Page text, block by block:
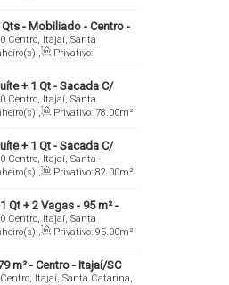
Suíte(s) , Total: 162.00m² ,
- Mobiliado - Centro -
Centro, Itajaí, Santa
,
Privativo:
Suíte(s) , 1 Vaga(s)
+ 1 Qt - Sacada C/
Sc
Centro, Itajaí, Santa
, Privativo: 78.00m²
+ 1 Qt - Sacada C/
Sc
Centro, Itajaí, Santa
, Privativo: 82.00m²
1 Vaga(s)
Qt + 2 Vagas - 95 m² -
Centro, Itajaí, Santa
, Privativo: 95.00m²
2 Vaga(s)
m² - Centro - Itajaí/SC
Centro, Itajaí, Santa Catarina,